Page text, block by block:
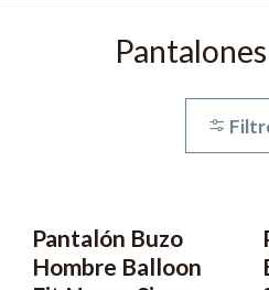
-43% OFF
Pantalón Buzo
Hombre Balloon